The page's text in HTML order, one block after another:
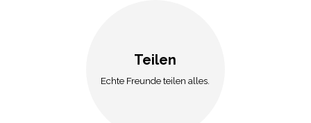
Teilen
Echte Freunde teilen alles.